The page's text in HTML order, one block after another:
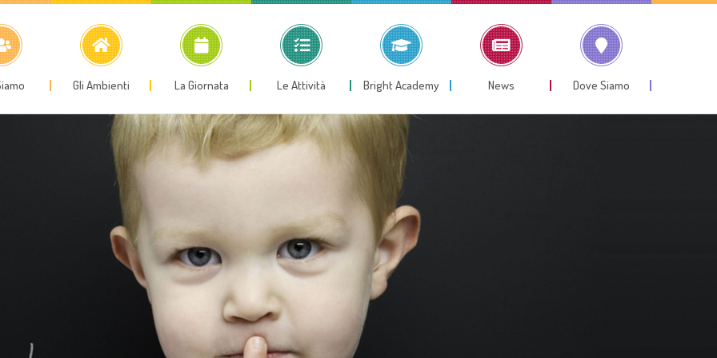
Gli Ambienti La Giornata Le Attività Bright Academy News Dove Siamo